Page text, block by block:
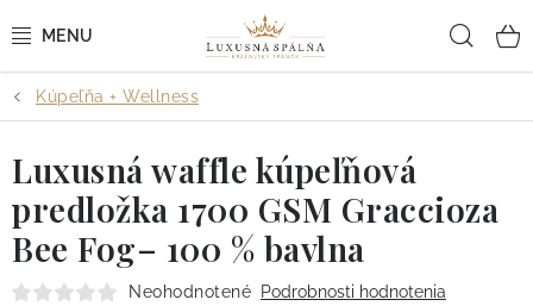
na
POSTEĽNÉ OBLIEČKY
POSTEĽNÉ PLACHTY
PREHOZY A PAPLÓNY
VANKÚŠE A OBLIEČKY
Kúpeľňa + Wellness
Luxusná waffle kúpeľňová
predložka 1700 GSM Graccioza
Bee Fog– 100 % bavlna
Neohodnotené Podrobnosti hodnotenia